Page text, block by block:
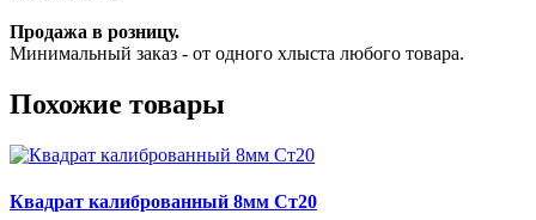
Продажа в розницу.
Минимальный заказ - от одного хлыста любого товара.
Похожие товары
Квадрат калиброванный 8мм Ст20